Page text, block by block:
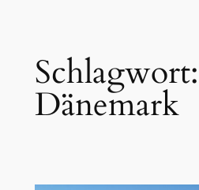
Schlagwort:
Dänemark